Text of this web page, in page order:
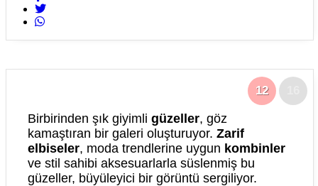
12
Birbirinden şık giyimli güzeller, göz
kamaştıran bir galeri oluşturuyor. Zarif
elbiseler, moda trendlerine uygun kombinler
ve stil sahibi aksesuarlarla süslenmiş bu
güzeller, büyüleyici bir görüntü sergiliyor.